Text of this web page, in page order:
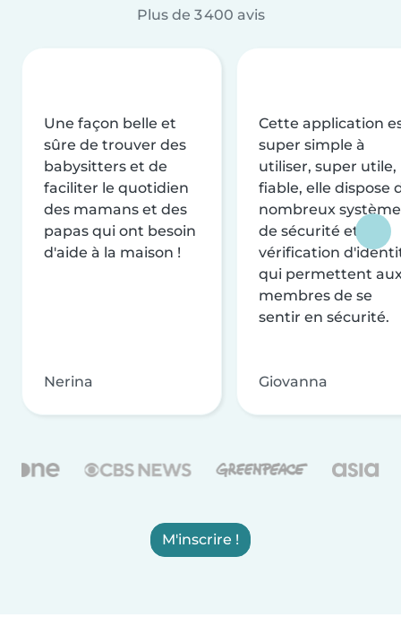
Plus de 3 400 avis
Une façon belle et
sûre de trouver des
babysitters et de
faciliter le quotidien
des mamans et des
papas qui ont besoin
d'aide à la maison !
Nerina
Cette application
super simple à
utiliser, super utile,
fiable, elle dispose
nombreux
de sécurité et de
vérification
qui permettent
membres de se
sentir en sécurité.
Giovanna
M'inscrire !